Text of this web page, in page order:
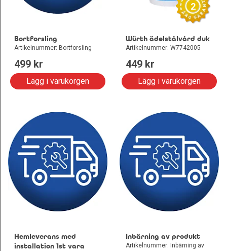
Bortforsling
Artikelnummer: Bortforsling
499 kr
Lägg i varukorgen
2
Würth ädelstålvård duk
Artikelnummer: W7742005
449 kr
Lägg i varukorgen
Hemleverans med
installation 1st vara
Inbärning av produkt
Artikelnummer: Inbärning av